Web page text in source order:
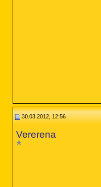
30.03.2012, 12:56
Vererena